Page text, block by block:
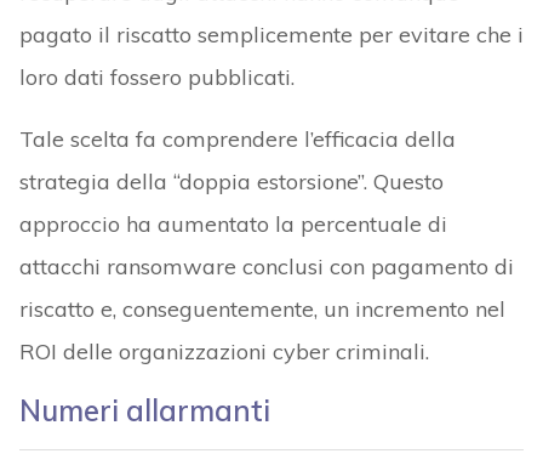
pagato il riscatto semplicemente per evitare che i
loro dati fossero pubblicati.
Tale scelta fa comprendere l’efficacia della
strategia della “doppia estorsione”. Questo
approccio ha aumentato la percentuale di
attacchi ransomware conclusi con pagamento di
riscatto e, conseguentemente, un incremento nel
ROI delle organizzazioni cyber criminali.
Numeri allarmanti